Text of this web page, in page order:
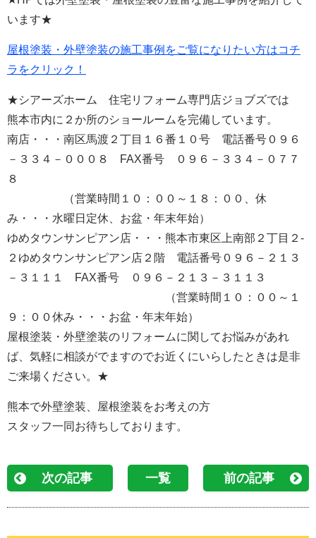
います★
屋根塗装・外壁塗装の施工事例をご覧になりたい方はコチ
ラをクリック！
★シアーズホーム 住宅リフォーム専門店ジョブズでは
熊本市内に２か所のショールームを完備しています。
南店・・・南区馬渡２丁目１６番１０号 電話番号０９６
－３３４－０００８ FAX番号 ０９６－３３４－０７７
８
（営業時間１０：００～１８：００、休
み・・・水曜日定休、お盆・年末年始）
ゆめタウンサンピアン店・・・熊本市東区上南部２丁目２-
２ゆめタウンサンピアン店２階 電話番号０９６－２１３
－３１１１ FAX番号 ０９６－２１３－３１１３
（営業時間１０：００～１
９：００休み・・・お盆・年末年始）
屋根塗装・外壁塗装のリフォームに関してお悩みがあれ
ば、気軽に相談がでますのでお近くにいらしたときは是非
ご来場ください。★
熊本で外壁塗装、屋根塗装をお考えの方
スタッフ一同お待ちしております。
次の記事 一覧 前の記事